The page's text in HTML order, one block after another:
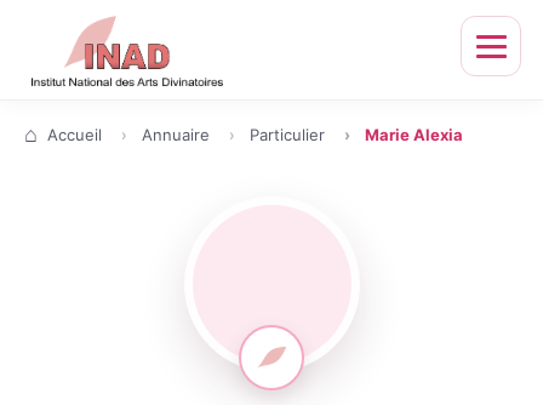
Ouvrir
Accueil Annuaire Particulier Marie Alexia